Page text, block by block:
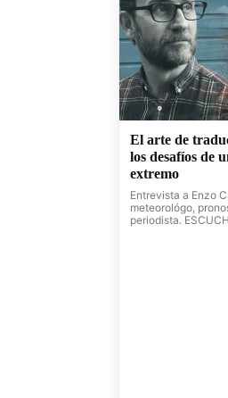
El arte de
los desafíos de
extremo
Entrevista a Enzo
meteorológo,
periodista.